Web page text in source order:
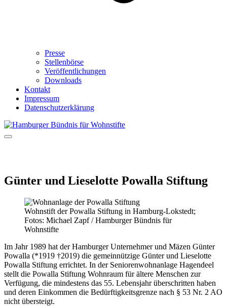
Presse
Stellenbörse
Veröffentlichungen
Downloads
Kontakt
Impressum
Datenschutzerklärung
Günter und Lieselotte Powalla Stiftung
Wohnstift der Powalla Stiftung in Hamburg-Lokstedt;
Fotos: Michael Zapf / Hamburger Bündnis für
Wohnstifte
Im Jahr 1989 hat der Hamburger Unternehmer und Mäzen Günter
Powalla (*1919 †2019) die gemeinnützige Günter und Lieselotte
Powalla Stiftung errichtet. In der Seniorenwohnanlage Hagendeel
stellt die Powalla Stiftung Wohnraum für ältere Menschen zur
Verfügung, die mindestens das 55. Lebensjahr überschritten haben
und deren Einkommen die Bedürftigkeitsgrenze nach § 53 Nr. 2 AO
nicht übersteigt.